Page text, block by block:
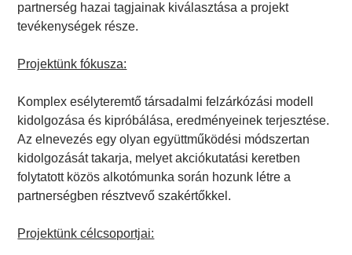
partnerség hazai tagjainak kiválasztása a projekt
tevékenységek része.
Projektünk fókusza:
Komplex esélyteremtő társadalmi felzárkózási modell
kidolgozása és kipróbálása, eredményeinek terjesztése.
Az elnevezés egy olyan együttműködési módszertan
kidolgozását takarja, melyet akciókutatási keretben
folytatott közös alkotómunka során hozunk létre a
partnerségben résztvevő szakértőkkel.
Projektünk célcsoportjai: